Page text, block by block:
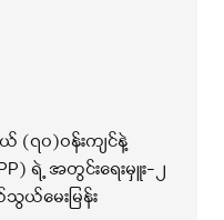
(၇၀)ဝန်းကျင်နဲ့
ရဲ့ အတွင်းရေးမှူး-၂
မေးမြန်း